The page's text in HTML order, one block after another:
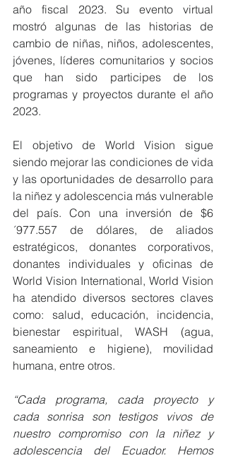
año fiscal 2023. Su evento virtual
mostró algunas de las historias de
cambio de niñas, niños, adolescentes,
jóvenes, líderes comunitarios y socios
que han sido participes de los
programas y proyectos durante el año
2023.
El objetivo de World Vision sigue
siendo mejorar las condiciones de vida
y las oportunidades de desarrollo para
la niñez y adolescencia más vulnerable
del país. Con una inversión de $6
´977.557 de dólares, de aliados
estratégicos, donantes corporativos,
donantes individuales y oficinas de
World Vision International, World Vision
ha atendido diversos sectores claves
como: salud, educación, incidencia,
bienestar espiritual, WASH (agua,
saneamiento e higiene), movilidad
humana, entre otros.
“Cada programa, cada proyecto y
cada sonrisa son testigos vivos de
nuestro compromiso con la niñez y
adolescencia del Ecuador. Hemos